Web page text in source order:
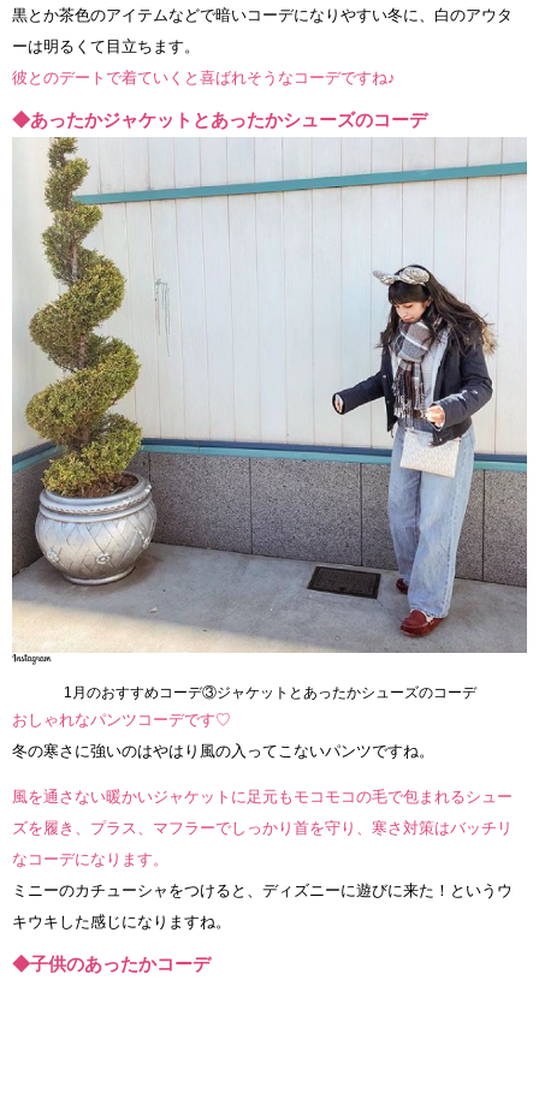
黒とか茶色のアイテムなどで暗いコーデになりやすい冬に、白のアウタ
ーは明るくて目立ちます。
彼とのデートで着ていくと喜ばれそうなコーデですね♪
◆あったかジャケットとあったかシューズのコーデ
1月のおすすめコーデ③ジャケットとあったかシューズのコーデ
おしゃれなパンツコーデです♡
冬の寒さに強いのはやはり風の入ってこないパンツですね。
風を通さない暖かいジャケットに足元もモコモコの毛で包まれるシュー
ズを履き、プラス、マフラーでしっかり首を守り、寒さ対策はバッチリ
なコーデになります。
ミニーのカチューシャをつけると、ディズニーに遊びに来た！というウ
キウキした感じになりますね。
◆子供のあったかコーデ